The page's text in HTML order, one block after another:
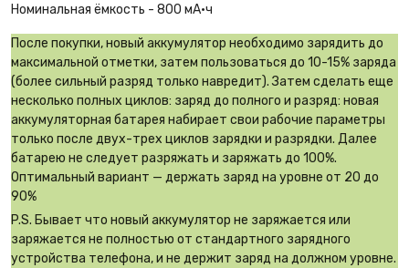
Номинальная ёмкость - 800 мА·ч
После покупки, новый аккумулятор необходимо зарядить до
максимальной отметки, затем пользоваться до 10-15% заряда
(более сильный разряд только навредит). Затем сделать еще
несколько полных циклов: заряд до полного и разряд: новая
аккумуляторная батарея набирает свои рабочие параметры
только после двух-трех циклов зарядки и разрядки. Далее
батарею не следует разряжать и заряжать до 100%.
Оптимальный вариант — держать заряд на уровне от 20 до
90%
P.S. Бывает что новый аккумулятор не заряжается или
заряжается не полностью от стандартного зарядного
устройства телефона, и не держит заряд на должном уровне.